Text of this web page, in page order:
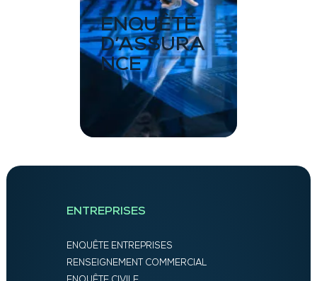
ENQUÊTE
D’ASSURA
NCE
ENTREPRISES
ENQUÊTE ENTREPRISES
RENSEIGNEMENT COMMERCIAL